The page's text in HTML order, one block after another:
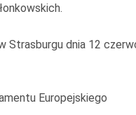
Strasburgu dnia 12
Europejskiego